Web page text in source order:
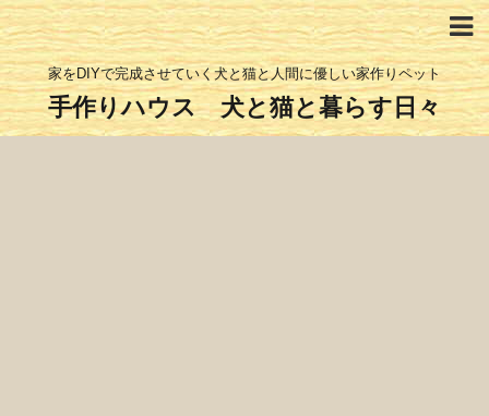
家をDIYで完成させていく犬と猫と人間に優しい家作りペット
手作りハウス 犬と猫と暮らす日々